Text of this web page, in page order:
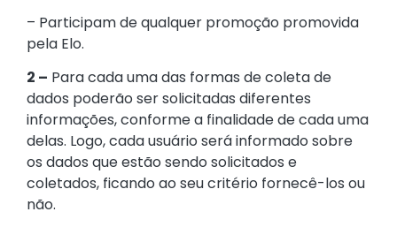
– Participam de qualquer promoção promovida
pela Elo.
2 – Para cada uma das formas de coleta de
dados poderão ser solicitadas diferentes
informações, conforme a finalidade de cada uma
delas. Logo, cada usuário será informado sobre
os dados que estão sendo solicitados e
coletados, ficando ao seu critério fornecê-los ou
não.